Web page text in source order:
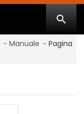
- Manuale - Pagina